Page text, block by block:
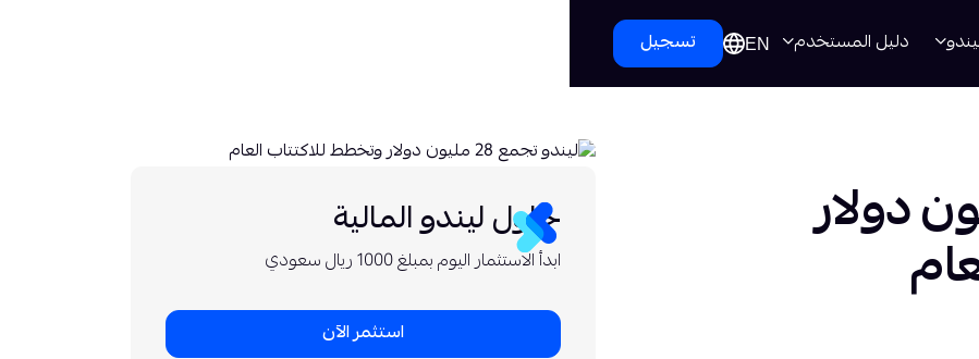
دليل المستخدم EN تسجيل
28 مليون دولار حلول ليندو المالية
ابدأ الاستثمار اليوم بمبلغ 1000 ريال سعودي
استثمر الآن